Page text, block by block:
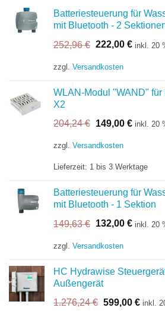
Batteriesteuerung für
mit Bluetooth - 2
252,96€ Ursprünglicher
war:
222,00 € inkl. 20
zzgl. Versandkosten
WLAN-Modul "WAND"
X2
204,24€ Ursprünglicher
war:
149,00 € inkl. 20
zzgl. Versandkosten
Lieferzeit: 1 bis 3 Werktage
Batteriesteuerung für
mit Bluetooth - 1 Sektion
149,63€ Ursprünglicher
war:
132,00 € inkl. 20
zzgl. Versandkosten
HC Hydrawise
Außengerät
1.276,24€ Ursprünglicher
599,00 € inkl.